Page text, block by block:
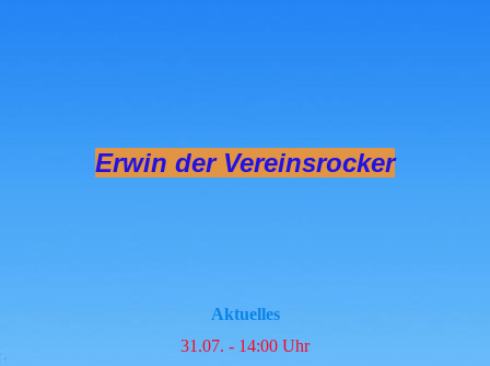
Erwin der Vereinsrocker
Aktuelles
31.07. - 14:00 Uhr